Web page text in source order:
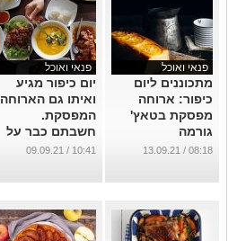
פנאי ואוכל
מתכוננים ליום
כיפור: ארוחה
מפסקת בטאץ'
גורמה
...
08:18 / 13.09.21
פנאי ואוכל
יום כיפור מגיע
ואיתו גם הארוחה
המפסקת.
חשבתם כבר על
מה אתם הולכים
...
10:41 / 09.09.21